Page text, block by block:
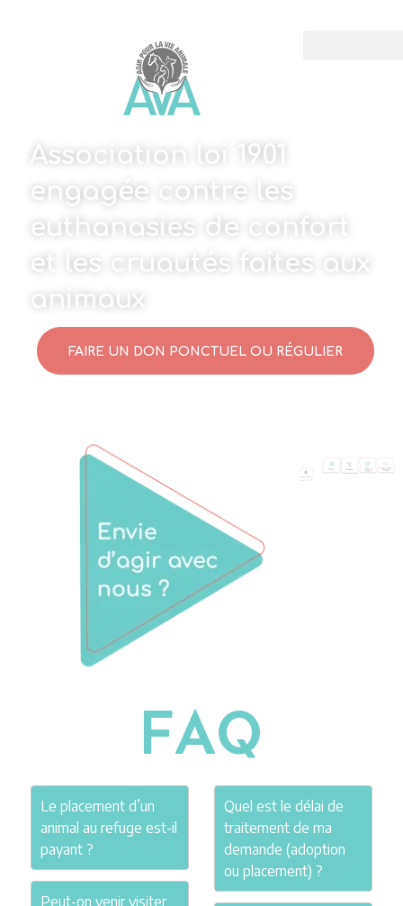
Association loi 1901
engagée contre les
euthanasies de confort
et les cruautés faites aux
animaux
FAIRE UN DON PONCTUEL OU RÉGULIER
FAQ
Le placement d’un
animal au refuge est-il
payant ?
Peut-on venir visiter
Quel est le délai de
traitement de ma
demande (adoption
ou placement) ?